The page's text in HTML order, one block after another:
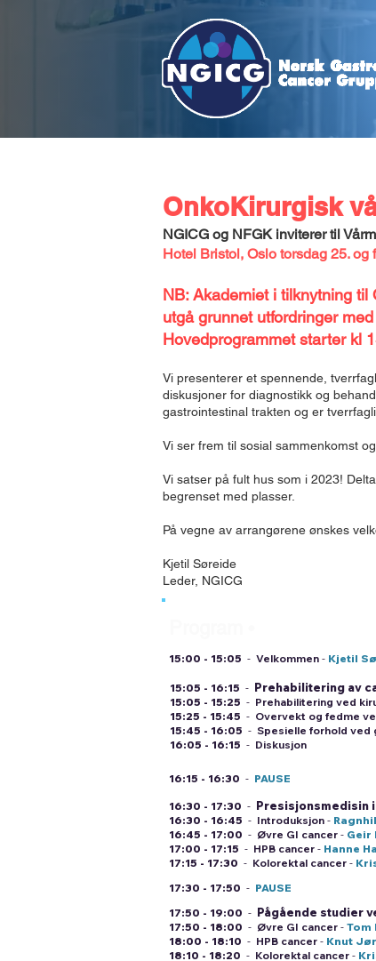
OnkoKirurgisk
NGICG og NFGK inviterer til
Hotel Bristol, Oslo torsdag 25. og
NB: Akademiet i tilknytning
utgå grunnet utfordringer
Hovedprogrammet starter kl
Vi presenterer et spennende,
diskusjoner for diagnostikk og
gastrointestinal trakten og er
Vi ser frem til sosial sammenkomst
Vi satser på fult hus som i 2023!
begrenset med plasser.
På vegne av arrangørene ønskes
Kjetil Søreide
Leder, NGICG
15:00 - 15:05 - Velkommen - Kjetil
15:05 - 16:15 - Prehabilitering av
15:05 - 15:25 - Prehabilitering ved
15:25 - 15:45 - Overvekt og fedme
15:45 - 16:05 - Spesielle forhold ved
16:05 - 16:15 - Diskusjon
16:15 - 16:30 - PAUSE
16:30 - 17:30 -
16:30 - 16:45 - Introduksjon -
16:45 - 17:00 - Øvre GI cancer - Geir
17:00 - 17:15 - HPB cancer - Hanne
17:15 - 17:30 - Kolorektal cancer -
17:30 - 17:50 - PAUSE
17:50 - 19:00 - Pågående studier
17:50 - 18:00 - Øvre GI cancer - Tom
18:00 - 18:10 - HPB cancer - Knut
18:10 - 18:20 - Kolorektal cancer -